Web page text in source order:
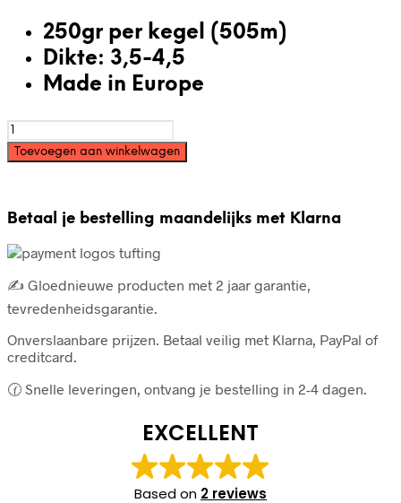
250gr per kegel (505m)
Dikte: 3,5-4,5
Made in Europe
Acryl
dekengaren
250g
aantal
Toevoegen aan winkelwagen
Betaal je bestelling maandelijks met Klarna
✍️ Gloednieuwe producten met 2 jaar garantie,
tevredenheidsgarantie.
Onverslaanbare prijzen. Betaal veilig met Klarna, PayPal of
creditcard.
🕜 Snelle leveringen, ontvang je bestelling in 2-4 dagen.
EXCELLENT
Based on 2 reviews